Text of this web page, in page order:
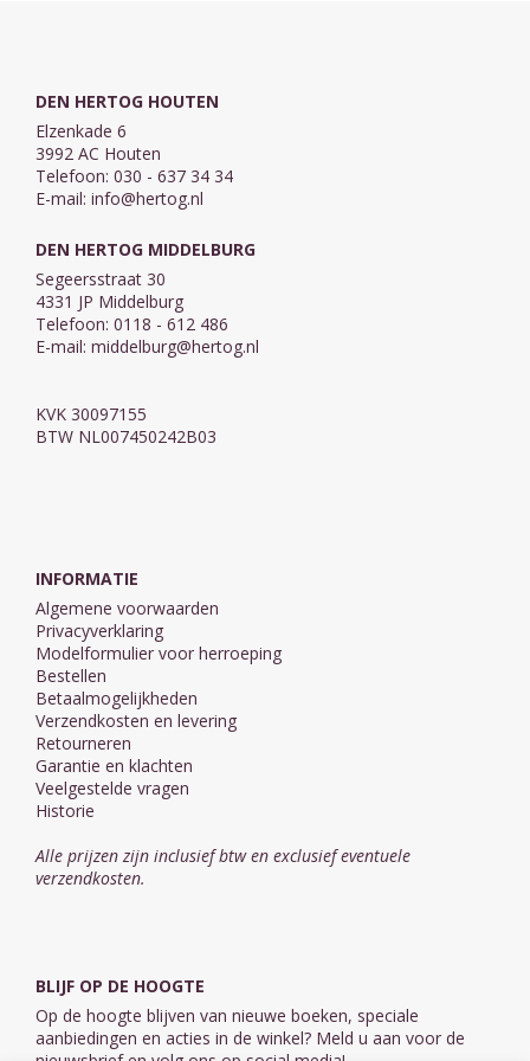
DEN HERTOG HOUTEN
Elzenkade 6
3992 AC Houten
Telefoon: 030 - 637 34 34
E-mail: info@hertog.nl
DEN HERTOG MIDDELBURG
Segeersstraat 30
4331 JP Middelburg
Telefoon: 0118 - 612 486
E-mail: middelburg@hertog.nl
KVK 30097155
BTW NL007450242B03
INFORMATIE
Algemene voorwaarden
Privacyverklaring
Modelformulier voor herroeping
Bestellen
Betaalmogelijkheden
Verzendkosten en levering
Retourneren
Garantie en klachten
Veelgestelde vragen
Historie
Alle prijzen zijn inclusief btw en exclusief eventuele
verzendkosten.
BLIJF OP DE HOOGTE
Op de hoogte blijven van nieuwe boeken, speciale
aanbiedingen en acties in de winkel? Meld u aan voor de